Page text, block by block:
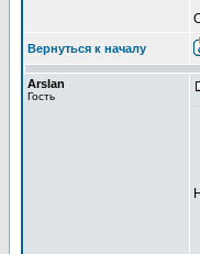
Вернуться к началу
Arslan
Гость